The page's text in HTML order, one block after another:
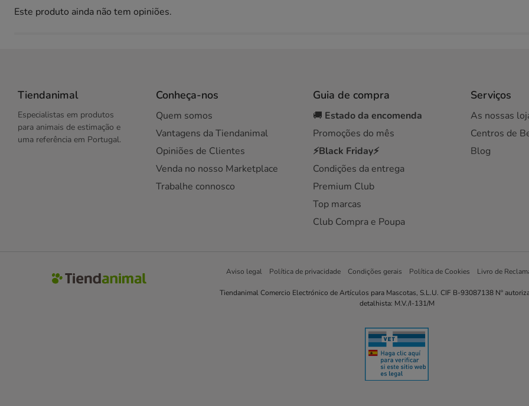
Este produto ainda não tem opiniões.
Tiendanimal
Especialistas em produtos
para animais de estimação e
uma referência em Portugal.
Conheça-nos
Quem somos
Vantagens da Tiendanimal
Opiniões de Clientes
Venda no nosso Marketplace
Trabalhe connosco
Guia de compra
🚚 Estado da encomenda
Promoções do mês
⚡Black Friday⚡
Condições da entrega
Premium Club
Top marcas
Club Compra e Poupa
Serviços
As nossas
Centros de
Blog
Aviso legal Política de privacidade Condições gerais Política de Cookies Livro de
Tiendanimal Comercio Electrónico de Artículos para Mascotas, S.L.U. CIF B-93087138 Nº
detalhista: M.V./I-131/M